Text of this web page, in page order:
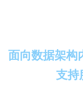
面向数据架构
支持